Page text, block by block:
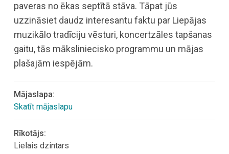
paveras no ēkas septītā stāva. Tāpat jūs
uzzināsiet daudz interesantu faktu par Liepājas
muzikālo tradīciju vēsturi, koncertzāles tapšanas
gaitu, tās māksliniecisko programmu un mājas
plašajām iespējām.
Mājaslapa:
Skatīt mājaslapu
Rīkotājs:
Lielais dzintars